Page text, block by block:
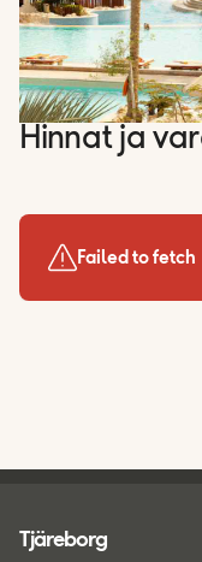
Hinnat ja
Failed to fetch
Tjäreborg